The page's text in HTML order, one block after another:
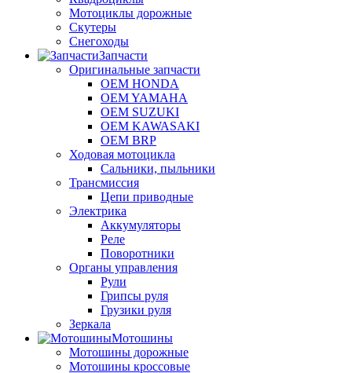
Мотоциклы дорожные
Скутеры
Снегоходы
Запчасти
Оригинальные запчасти
OEM HONDA
OEM YAMAHA
OEM SUZUKI
OEM KAWASAKI
OEM BRP
Ходовая мотоцикла
Сальники, пыльники
Трансмиссия
Цепи приводные
Электрика
Аккумуляторы
Реле
Поворотники
Органы управления
Рули
Грипсы руля
Грузики руля
Зеркала
Мотошины
Мотошины дорожные
Мотошины кроссовые